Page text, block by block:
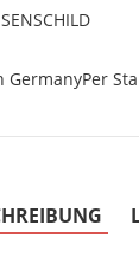
GermanyPer